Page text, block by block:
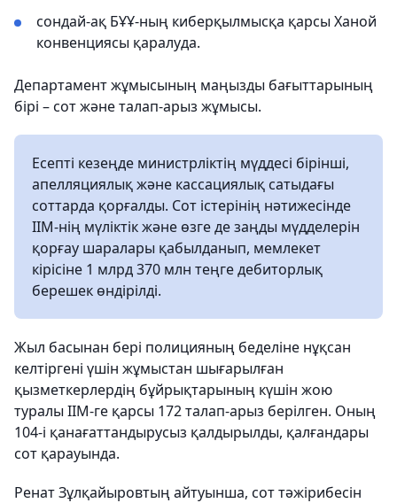
сондай-ақ БҰҰ-ның киберқылмысқа қарсы Ханой
конвенциясы қаралуда.
Департамент жұмысының маңызды бағыттарының
бірі – сот және талап-арыз жұмысы.
Есепті кезеңде министрліктің мүддесі бірінші,
апелляциялық және кассациялық сатыдағы
соттарда қорғалды. Сот істерінің нәтижесінде
ІІМ-нің мүліктік және өзге де заңды мүдделерін
қорғау шаралары қабылданып, мемлекет
кірісіне 1 млрд 370 млн теңге дебиторлық
берешек өндірілді.
Жыл басынан бері полицияның беделіне нұқсан
келтіргені үшін жұмыстан шығарылған
қызметкерлердің бұйрықтарының күшін жою
туралы ІІМ-ге қарсы 172 талап-арыз берілген. Оның
104-і қанағаттандырусыз қалдырылды, қалғандары
сот қарауында.
Ренат Зұлқайыровтың айтуынша, сот тәжірибесін